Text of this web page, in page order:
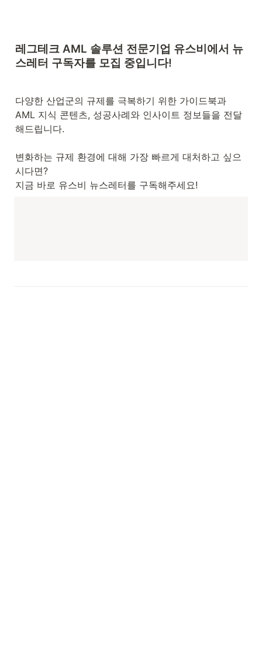
레그테크 AML 솔루션 전문기업 유스비에서 뉴
스레터 구독자를 모집 중입니다!
다양한 산업군의 규제를 극복하기 위한 가이드북과
AML 지식 콘텐츠, 성공사례와 인사이트 정보들을 전달
해드립니다.
변화하는 규제 환경에 대해 가장 빠르게 대처하고 싶으
시다면?
지금 바로 유스비 뉴스레터를 구독해주세요!